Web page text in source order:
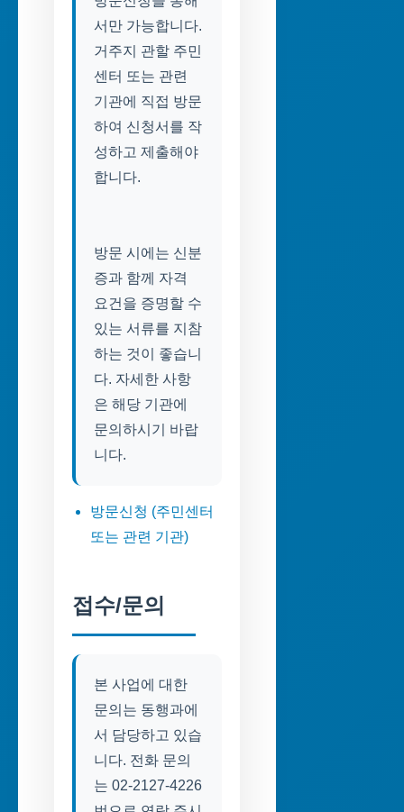
서만 가능합니다.
거주지 관할 주민
센터 또는 관련
기관에 직접 방문
하여 신청서를 작
성하고 제출해야
합니다.
방문 시에는 신분
증과 함께 자격
요건을 증명할 수
있는 서류를 지참
하는 것이 좋습니
다. 자세한 사항
은 해당 기관에
문의하시기 바랍
니다.
방문신청 (주민센터
또는 관련 기관)
접수/문의
본 사업에 대한
문의는 동행과에
서 담당하고 있습
니다. 전화 문의
는 02-2127-4226